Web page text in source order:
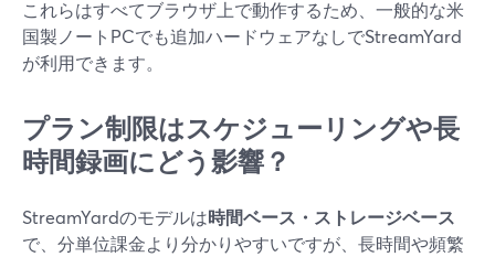
これらはすべてブラウザ上で動作するため、一般的な米
国製ノートPCでも追加ハードウェアなしでStreamYard
が利用できます。
プラン制限はスケジューリングや長
時間録画にどう影響？
StreamYardのモデルは時間ベース・ストレージベース
で、分単位課金より分かりやすいですが、長時間や頻繁